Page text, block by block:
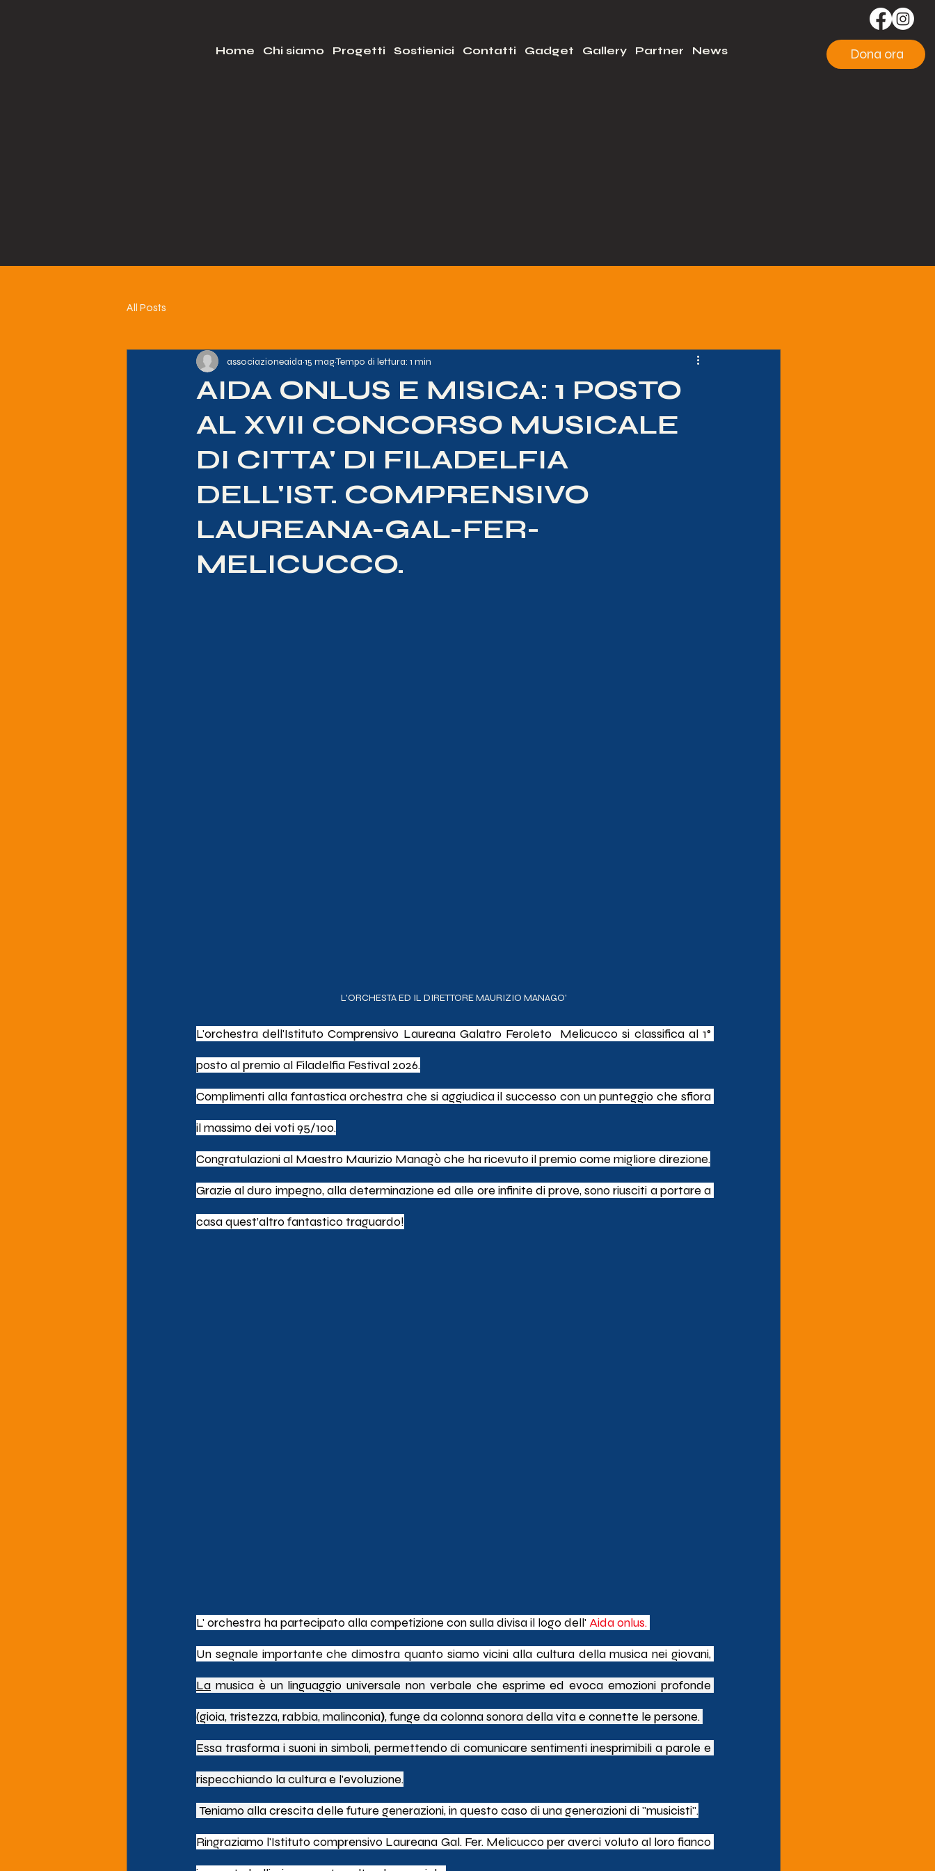
Home Chi siamo Progetti Sostienici Contatti Gadget Gallery Partner News Dona ora
All Posts
AIDA ONLUS E MISICA: 1 POSTO
AL XVII CONCORSO MUSICALE
DI CITTA' DI FILADELFIA
DELL'IST. COMPRENSIVO
LAUREANA-GAL-FER-
MELICUCCO.
associazioneaida 15 magTempo di lettura: 1 min
L'ORCHESTA ED IL DIRETTORE MAURIZIO MANAGO'
L'orchestra dell'Istituto Comprensivo Laureana Galatro Feroleto  Melicucco si classifica al 1°
posto al premio al Filadelfia Festival 2026.
Complimenti alla fantastica orchestra che si aggiudica il successo con un punteggio che sfiora
il massimo dei voti 95/100.
Congratulazioni al Maestro Maurizio Managò che ha ricevuto il premio come migliore direzione.
Grazie al duro impegno, alla determinazione ed alle ore infinite di prove, sono riusciti a portare a
casa quest’altro fantastico traguardo!
L' orchestra ha partecipato alla competizione con sulla divisa il logo dell'Aida onlus.
La musica è un linguaggio universale non verbale che esprime ed evoca emozioni profonde
(gioia, tristezza, rabbia, malinconia), funge da colonna sonora della vita e connette le persone.
Essa trasforma i suoni in simboli, permettendo di comunicare sentimenti inesprimibili a parole e
rispecchiando la cultura e l'evoluzione.
Teniamo alla crescita delle future generazioni, in questo caso di una generazioni di "musicisti".
Ringraziamo l'Istituto comprensivo Laureana Gal. Fer. Melicucco per averci voluto al loro fianco